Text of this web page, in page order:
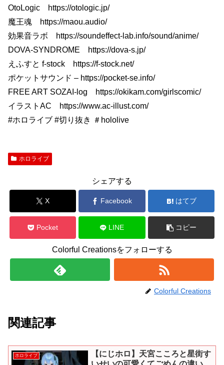
OtoLogic https://otologic.jp/
魔王魂 https://maou.audio/
効果音ラボ https://soundeffect-lab.info/sound/anime/
DOVA-SYNDROME https://dova-s.jp/
えふすと f-stock https://f-stock.net/
ポケットサウンド – https://pocket-se.info/
FREE ART SOZAI-log https://okikam.com/girlscomic/
イラストAC https://www.ac-illust.com/
#ホロライブ #切り抜き ＃hololive
ホロライブ
シェアする
X Facebook はてブ
Pocket LINE コピー
Colorful Creationsをフォローする
Colorful Creations
関連記事
ホロライブ
【にじホロ】天宮こころと星街す